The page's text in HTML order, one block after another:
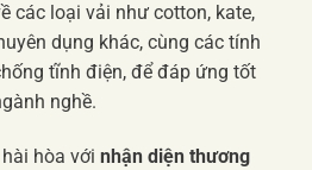
các loại vải như cotton, kate,
dụng khác, cùng các tính
tĩnh điện, để đáp ứng tốt
nghề.
hòa với nhận diện thương